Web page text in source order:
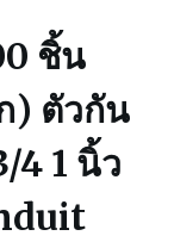
ชิ้น
) ตัวกัน
4 1 นิ้ว